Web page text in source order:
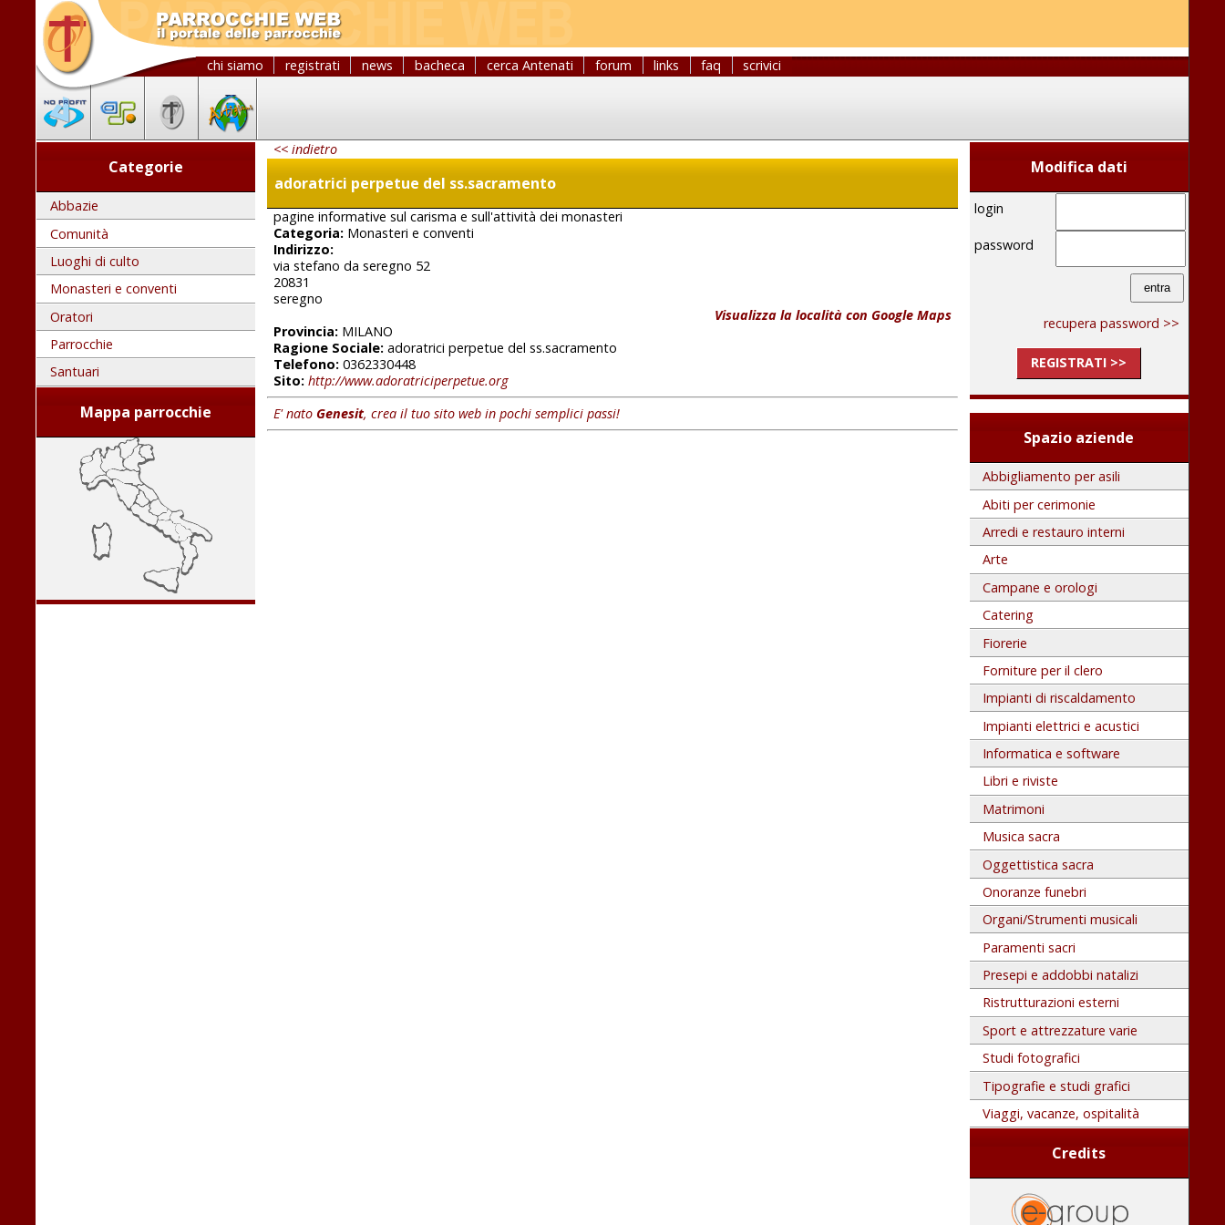
chi siamo registrati news bacheca cerca Antenati forum links faq scrivici
Categorie
Abbazie
Comunità
Luoghi di culto
Monasteri e conventi
Oratori
Parrocchie
Santuari
Mappa parrocchie
<< indietro
adoratrici perpetue del ss.sacramento
pagine informative sul carisma e sull'attività dei monasteri
Categoria: Monasteri e conventi
Indirizzo:
via stefano da seregno 52
20831
seregno
Visualizza la località con Google Maps
Provincia: MILANO
Ragione Sociale: adoratrici perpetue del ss.sacramento
Telefono: 0362330448
Sito: http://www.adoratriciperpetue.org
E' nato Genesit, crea il tuo sito web in pochi semplici passi!
Modifica dati
login
password
recupera password >>
REGISTRATI >>
Spazio aziende
Abbigliamento per asili
Abiti per cerimonie
Arredi e restauro interni
Arte
Campane e orologi
Catering
Fiorerie
Forniture per il clero
Impianti di riscaldamento
Impianti elettrici e acustici
Informatica e software
Libri e riviste
Matrimoni
Musica sacra
Oggettistica sacra
Onoranze funebri
Organi/Strumenti musicali
Paramenti sacri
Presepi e addobbi natalizi
Ristrutturazioni esterni
Sport e attrezzature varie
Studi fotografici
Tipografie e studi grafici
Viaggi, vacanze, ospitalità
Credits